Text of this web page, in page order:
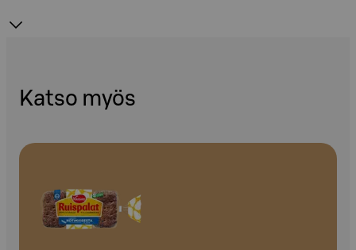
Katso myös